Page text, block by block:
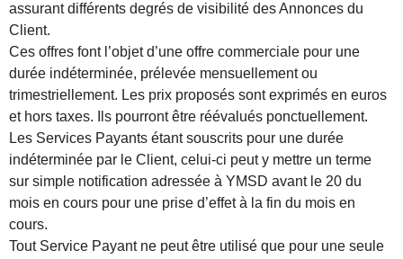
assurant différents degrés de visibilité des Annonces du
Client.
Ces offres font l’objet d’une offre commerciale pour une
durée indéterminée, prélevée mensuellement ou
trimestriellement. Les prix proposés sont exprimés en euros
et hors taxes. Ils pourront être réévalués ponctuellement.
Les Services Payants étant souscrits pour une durée
indéterminée par le Client, celui-ci peut y mettre un terme
sur simple notification adressée à YMSD avant le 20 du
mois en cours pour une prise d’effet à la fin du mois en
cours.
Tout Service Payant ne peut être utilisé que pour une seule